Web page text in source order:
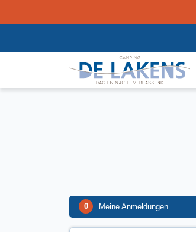
0 Meine Anmeldungen